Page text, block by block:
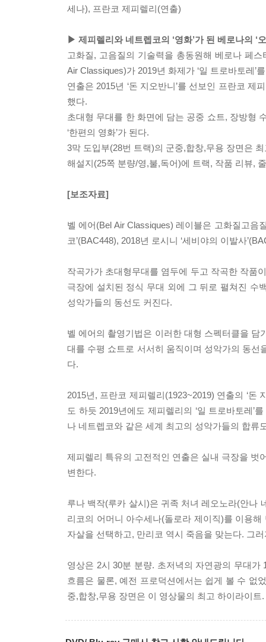
세나), 프란코 제피렐리(연출)
▶ 제피렐리와 네트렙코의 ‘영화’가 된 베로나의 ‘
고화질, 고음질의 기술력을 총동원해 베로나 페스
Air Classiques)가 2019년 화제가 ‘일 트로바토레’
연출은 2015년 ‘돈 지오반니’를 선보인 프란코
했다.
초대형 무대를 한 화면에 담는 공중 쇼트, 장방형
‘한편의 영화’가 된다.
3막 도입부(28번 트랙)의 군중,합창,무용 장면은
해설지(25쪽 분량/영,불,독어)에 트랙, 작품 리뷰,
[보조자료]
벨 에어(Bel Air Classiques) 레이블은 고화질고음
코’(BAC448), 2018년 로시니 ‘세비야의 이발사
작곡가가 초대형무대를 염두에 두고 작곡한 작품
극장에 설치된 정식 무대 외에 그 뒤로 펼쳐진 수
성악가들의 동선도 커진다.
벨 에어의 촬영기법은 이러한 대형 스펙터클을 담
대를 수평 쇼트로 서서히 움직이며 성악가의 동
다.
2015년, 프란코 제피렐리(1923~2019) 연출의 ‘돈
도 하듯 2019년에도 제피렐리의 ‘일 트로바토레
나 네트렙코와 같은 세계 최고의 성악가들의 합류
제피렐리 특유의 고전적인 연출은 실내 극장을 벗
변한다.
루나 백작(루카 살시)은 귀족 처녀 레오노라(안나
리코의 어머니 아수세나(돌로라 제이직)를 이용
자살을 선택하고, 만리코 역시 죽음을 맞는다. 그
영상은 2시 30분 분량. 초저녁의 자연광의 무대
흐름은 물론, 예전 프로덕션에서는 쉽게 볼 수 없
중,합창,무용 장면은 이 영상물의 최고 하이라이